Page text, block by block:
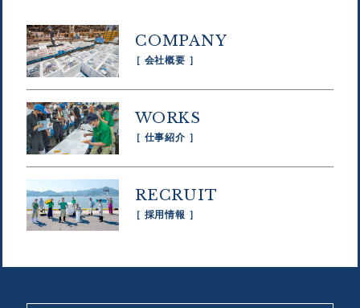
COMPANY
［ 会社概要 ］
WORKS
［ 仕事紹介 ］
RECRUIT
［ 採用情報 ］